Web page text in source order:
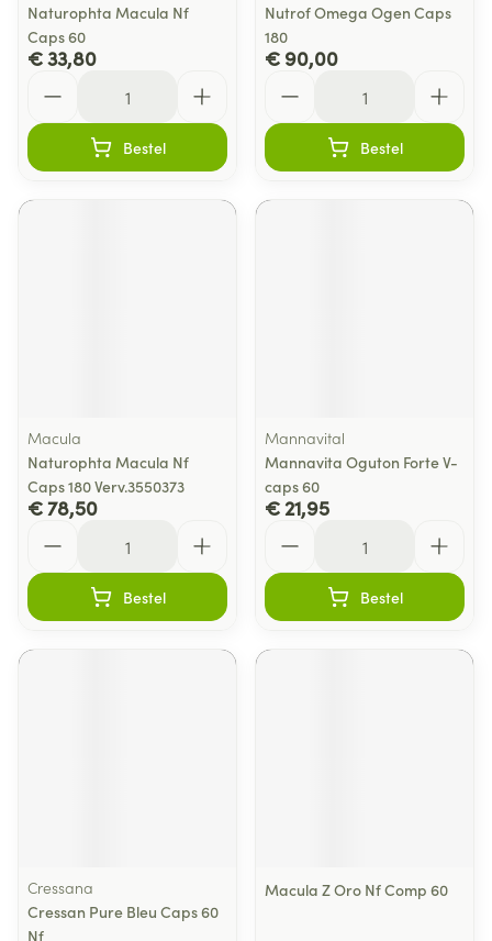
Naturophta Macula Nf
Caps 60
€ 33,80
Bestel
Nutrof Omega Ogen Caps
180
€ 90,00
Bestel
Macula
Naturophta Macula Nf
Caps 180 Verv.3550373
€ 78,50
Bestel
Mannavital
Mannavita Oguton Forte V-
caps 60
€ 21,95
Bestel
Cressana
Cressan Pure Bleu Caps 60
Nf
Macula Z Oro Nf Comp 60